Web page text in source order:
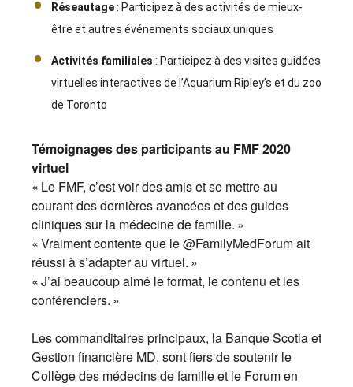
Réseautage: Participez à des activités de mieux-
être et autres événements sociaux uniques
Activités familiales : Participez à des visites guidées
virtuelles interactives de l’Aquarium Ripley’s et du zoo
de Toronto
Témoignages des participants au FMF 2020
virtuel
« Le FMF, c’est voir des amis et se mettre au
courant des dernières avancées et des guides
cliniques sur la médecine de famille. »
« Vraiment contente que le @FamilyMedForum ait
réussi à s’adapter au virtuel. »
« J’ai beaucoup aimé le format, le contenu et les
conférenciers. »
Les commanditaires principaux, la Banque Scotia et
Gestion financière MD, sont fiers de soutenir le
Collège des médecins de famille et le Forum en